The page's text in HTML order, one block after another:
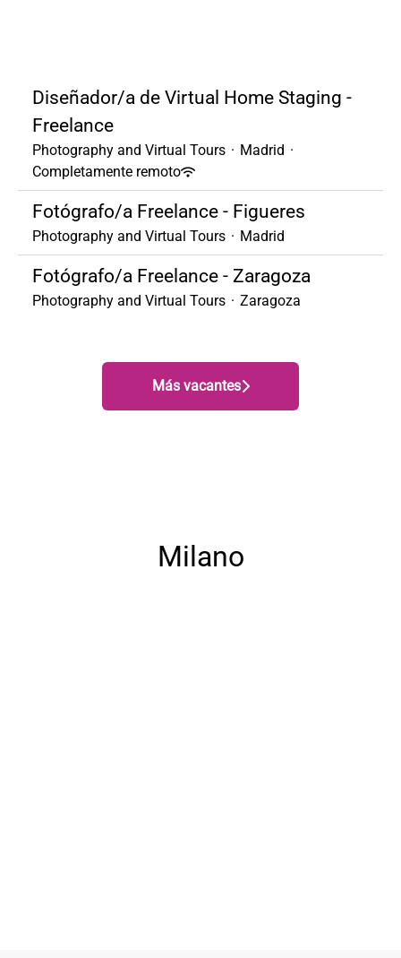
Diseñador/a de Virtual Home Staging -
Freelance
Photography and Virtual Tours · Madrid ·
Completamente remoto
Fotógrafo/a Freelance - Figueres
Photography and Virtual Tours · Madrid
Fotógrafo/a Freelance - Zaragoza
Photography and Virtual Tours · Zaragoza
Más vacantes
Milano